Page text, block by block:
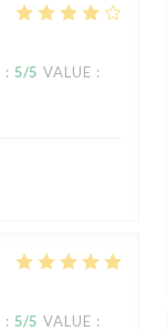
: 5/5 VALUE :
: 5/5 VALUE :